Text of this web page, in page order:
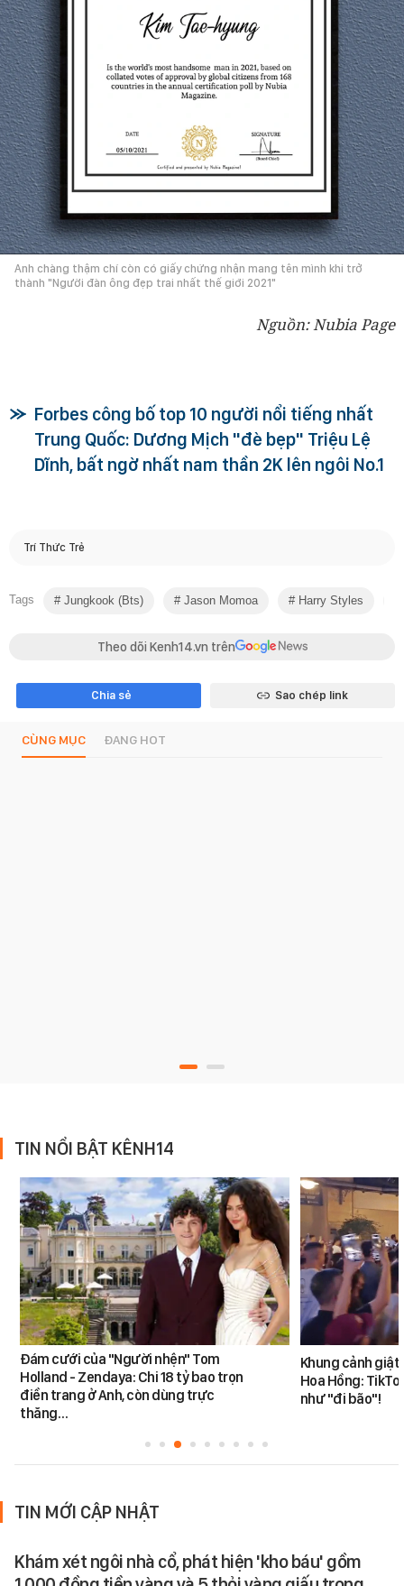
Anh chàng thậm chí còn có giấy chứng nhận mang tên mình khi trở
thành "Người đàn ông đẹp trai nhất thế giới 2021"
Nguồn: Nubia Page
Forbes công bố top 10 người nổi tiếng nhất
Trung Quốc: Dương Mịch "đè bẹp" Triệu Lệ
Dĩnh, bất ngờ nhất nam thần 2K lên ngôi No.1
Trí Thức Trẻ
Tags Jungkook (bts) Jason Momoa Harry Styles
Theo dõi Kenh14.vn trên
Chia sẻ Sao chép link
CÙNG MỤC ĐANG HOT
TIN NỔI BẬT KÊNH14
Đám cưới của "Người nhện" Tom
Holland - Zendaya: Chi 18 tỷ bao trọn
điền trang ở Anh, còn dùng trực
thăng…
Khung cảnh
Hoa Hồng:
như "đi bão"!
TIN MỚI CẬP NHẬT
Khám xét ngôi nhà cổ, phát hiện 'kho báu' gồm